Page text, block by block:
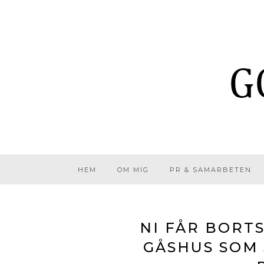
HEM OM MIG PR & SAMARBETEN
NI FÅR
GÅSHUS